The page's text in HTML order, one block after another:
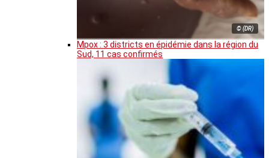
© (DR)
Mpox : 3 districts en épidémie dans la région du
Sud, 11 cas confirmés